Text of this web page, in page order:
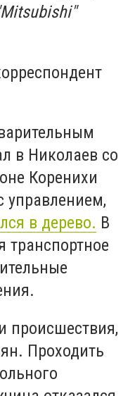
Mitsubishi"
в Николаев со
Коренихи
управлением,
в дерево. В
транспортное
происшествия,
Проходить